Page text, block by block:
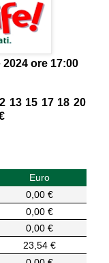
ore 17:00
13 15 17 18 20
Euro
0,00 €
0,00 €
0,00 €
23,54 €